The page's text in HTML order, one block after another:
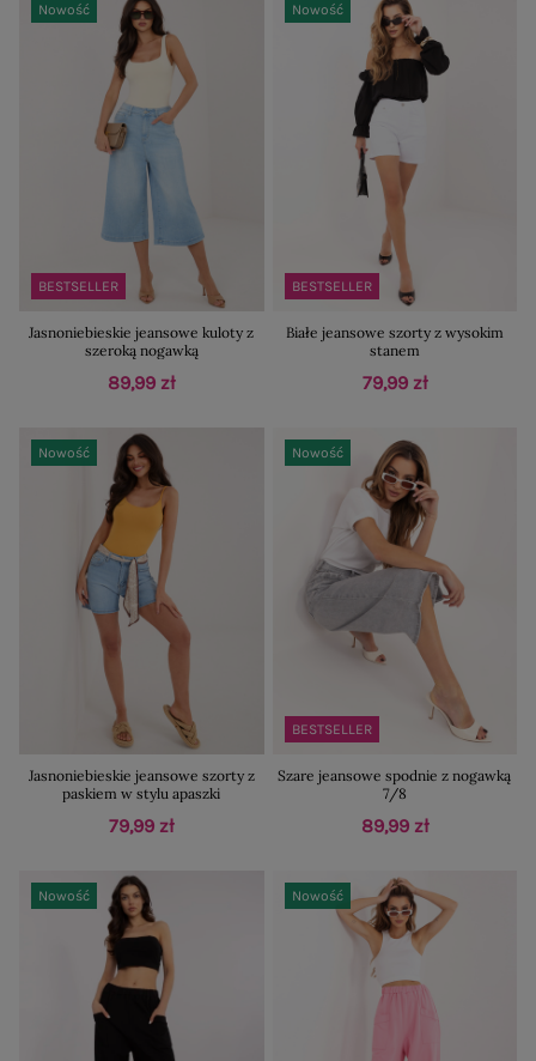
BESTSELLER
Nowość
Jasnoniebieskie jeansowe kuloty z
szeroką nogawką
89,99 zł
BESTSELLER
Nowość
Białe jeansowe szorty z wysokim
stanem
79,99 zł
Nowość
Jasnoniebieskie jeansowe szorty z
paskiem w stylu apaszki
79,99 zł
BESTSELLER
Nowość
Szare jeansowe spodnie z nogawką
7/8
89,99 zł
Nowość Nowość